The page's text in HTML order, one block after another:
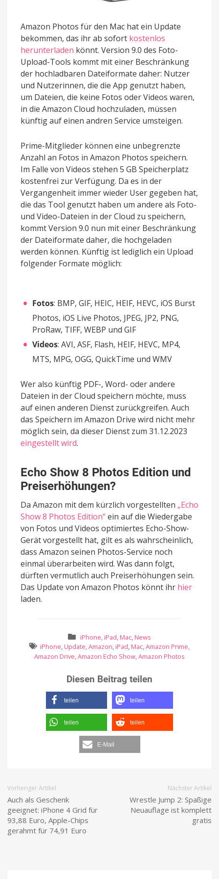
Amazon Photos für den Mac hat ein Update
bekommen, das ihr ab sofort kostenlos
herunterladen könnt. Version 9.0 des Foto-
Upload-Tools kommt mit einer Beschränkung
der hochladbaren Dateiformate daher: Nutzer
und Nutzerinnen, die die App genutzt haben,
um Dateien, die keine Fotos oder Videos waren,
in die Amazon Cloud hochzuladen, müssen
künftig auf einen andren Service umsteigen.
Prime-Mitglieder können eine unbegrenzte
Anzahl an Fotos in Amazon Photos speichern.
Im Falle von Videos stehen 5 GB Speicherplatz
kostenfrei zur Verfügung. Da es in der
Vergangenheit immer wieder User gegeben hat,
die das Tool genutzt haben um andere als Foto-
und Video-Dateien in der Cloud zu speichern,
kommt Version 9.0 nun mit einer Beschränkung
der Dateiformate daher, die hochgeladen
werden können. Künftig ist lediglich ein Upload
folgender Formate möglich:
Fotos: BMP, GIF, HEIC, HEIF, HEVC, iOS Burst
Photos, iOS Live Photos, JPEG, JP2, PNG,
ProRaw, TIFF, WEBP und GIF
Videos: AVI, ASF, Flash, HEIF, HEVC, MP4,
MTS, MPG, OGG, QuickTime und WMV
Wer also künftig PDF-, Word- oder andere
Dateien in der Cloud speichern möchte, muss
auf einen anderen Dienst zurückgreifen. Auch
das Speichern im Amazon Drive wird nicht mehr
möglich sein, da dieser Dienst zum 31.12.2023
eingestellt wird.
Echo Show 8 Photos Edition und
Preiserhöhungen?
Da Amazon mit dem kürzlich vorgestellten „Echo
Show 8 Photos Edition“ein auf die Wiedergabe
von Fotos und Videos optimiertes Echo-Show-
Gerät vorgestellt hat, gilt es als wahrscheinlich,
dass Amazon seinen Photos-Service noch
einmal überarbeiten wird. Was dann folgt,
dürften vermutlich auch Preiserhöhungen sein.
Das Update von Amazon Photos könnt ihr hier
laden.
iPhone, iPad, Mac, News
iPhone, Update,Amazon, iPad, Mac,Amazon Prime,
Amazon Drive,Amazon Echo Show,Amazon Photos
Diesen Beitrag teilen
teilen teilen
teilen teilen
E-Mail
Vorheriger Artikel
Auch als Geschenk
geeignet: iPhone 4 Grid für
93,88 Euro, Apple-Chips
gerahmt für 74,91 Euro
Nächster Artikel
Wrestle Jump 2: Spaßige
Neuauflage ist komplett
gratis